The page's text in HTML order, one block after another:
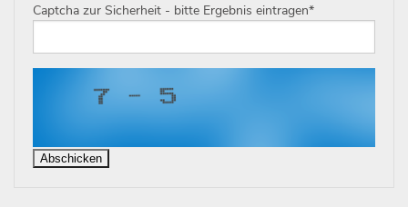
Captcha zur Sicherheit - bitte Ergebnis eintragen*